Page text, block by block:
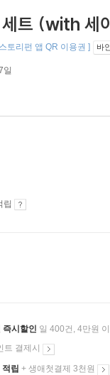
트 (with 세
토리펀 앱 QR 이용권 ] 바
일
립
즉시할인 일 400건, 4만원
트 결제시
립 + 생애첫결제 3천원